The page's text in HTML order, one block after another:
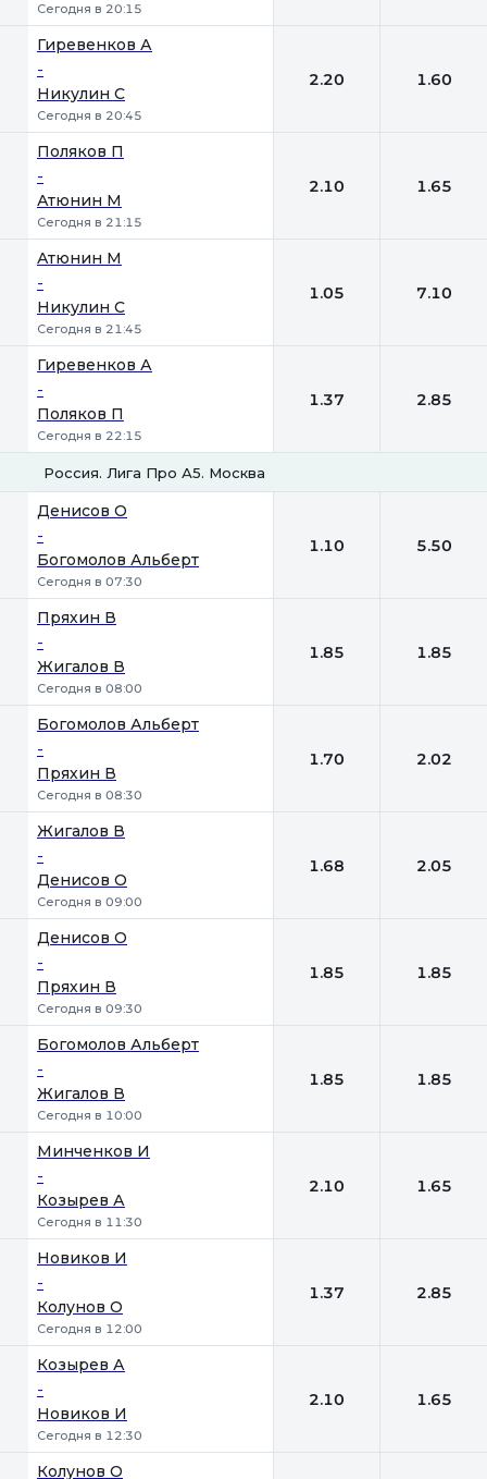
Сегодня в 20:15
Гиревенков А
-
Никулин С
Сегодня в 20:45
2.20 1.60
Поляков П
-
Атюнин М
Сегодня в 21:15
2.10 1.65
Атюнин М
-
Никулин С
Сегодня в 21:45
1.05 7.10
Гиревенков А
-
Поляков П
Сегодня в 22:15
1.37 2.85
Россия. Лига Про А5. Москва
Денисов О
-
Богомолов Альберт
Сегодня в 07:30
1.10 5.50
Пряхин В
-
Жигалов В
Сегодня в 08:00
1.85 1.85
Богомолов Альберт
-
Пряхин В
Сегодня в 08:30
1.70 2.02
Жигалов В
-
Денисов О
Сегодня в 09:00
1.68 2.05
Денисов О
-
Пряхин В
Сегодня в 09:30
1.85 1.85
Богомолов Альберт
-
Жигалов В
Сегодня в 10:00
1.85 1.85
Минченков И
-
Козырев А
Сегодня в 11:30
2.10 1.65
Новиков И
-
Колунов О
Сегодня в 12:00
1.37 2.85
Козырев А
-
Новиков И
Сегодня в 12:30
2.10 1.65
Колунов О